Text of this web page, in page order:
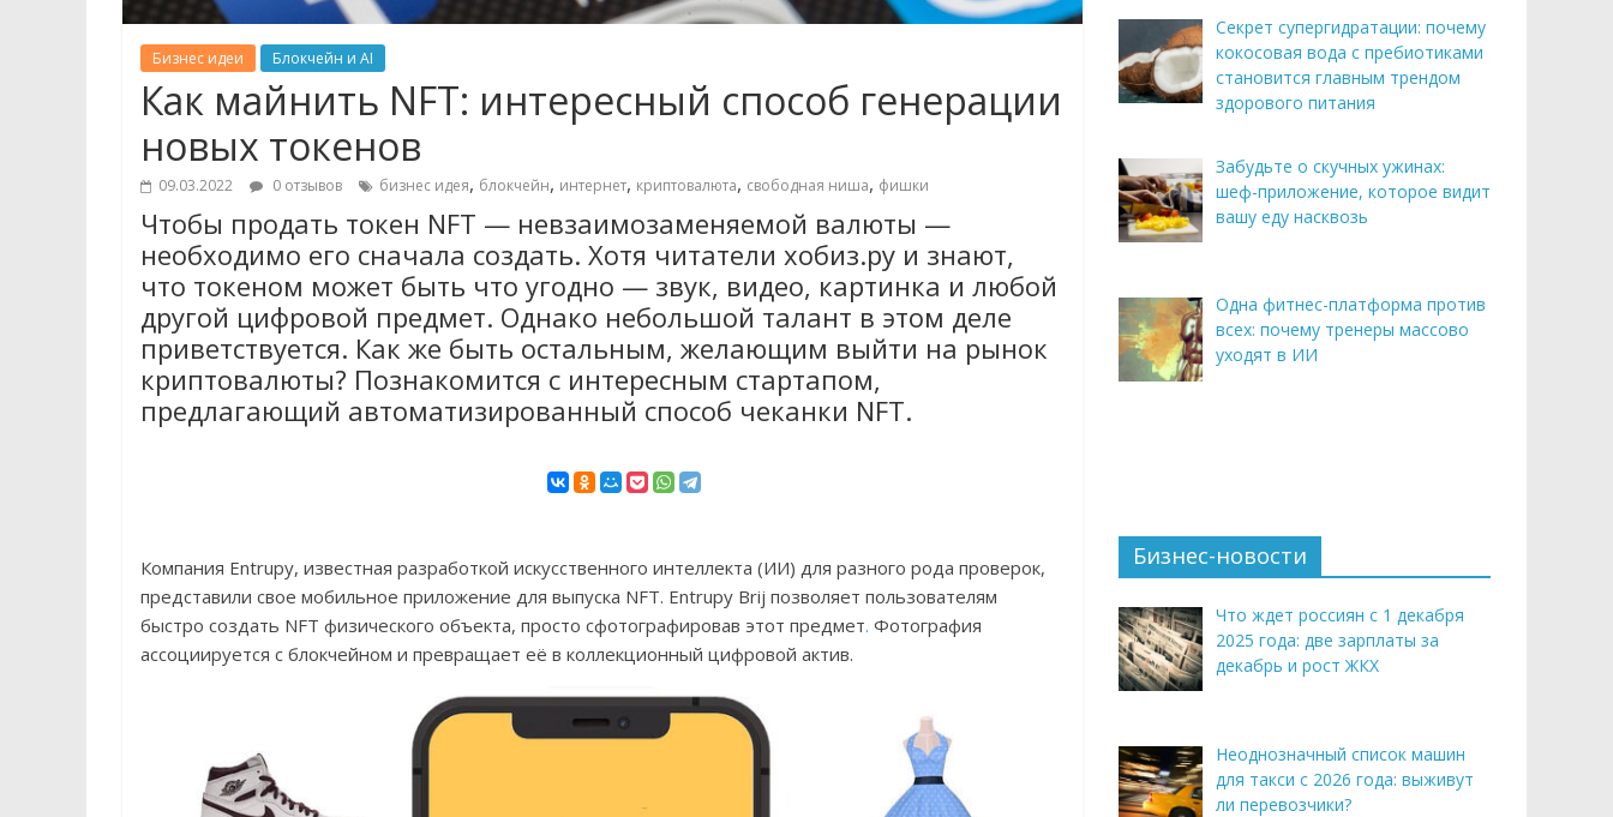
Бизнес идеи Блокчейн и AI
Как майнить NFT: интересный способ генерации
новых токенов
09.03.2022 0 отзывов бизнес идея, блокчейн, интернет, криптовалюта, свободная ниша, фишки
Чтобы продать токен NFT — невзаимозаменяемой валюты —
необходимо его сначала создать. Хотя читатели хобиз.ру и знают,
что токеном может быть что угодно — звук, видео, картинка и любой
другой цифровой предмет. Однако небольшой талант в этом деле
приветствуется. Как же быть остальным, желающим выйти на рынок
криптовалюты? Познакомится с интересным стартапом,
предлагающий автоматизированный способ чеканки NFT.
Компания Entrupy, известная разработкой искусственного интеллекта (ИИ) для разного рода проверок,
представили свое мобильное приложение для выпуска NFT. Entrupy Brij позволяет пользователям
быстро создать NFT физического объекта, просто сфотографировав этот предмет. Фотография
ассоциируется с блокчейном и превращает её в коллекционный цифровой актив.
Секрет супергидратации: почему
кокосовая вода с пребиотиками
становится главным трендом
здорового питания
Забудьте о скучных ужинах:
шеф-приложение, которое видит
вашу еду насквозь
Одна фитнес-платформа против
всех: почему тренеры массово
уходят в ИИ
Бизнес-новости
Что ждет россиян с 1 декабря
2025 года: две зарплаты за
декабрь и рост ЖКХ
Неоднозначный список машин
для такси с 2026 года: выживут
ли перевозчики?